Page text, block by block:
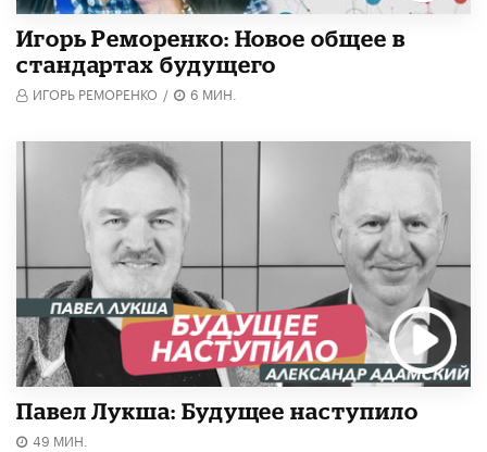
Игорь Реморенко: Новое общее в
стандартах будущего
ИГОРЬ РЕМОРЕНКО / 6 МИН.
Павел Лукша: Будущее наступило
49 МИН.